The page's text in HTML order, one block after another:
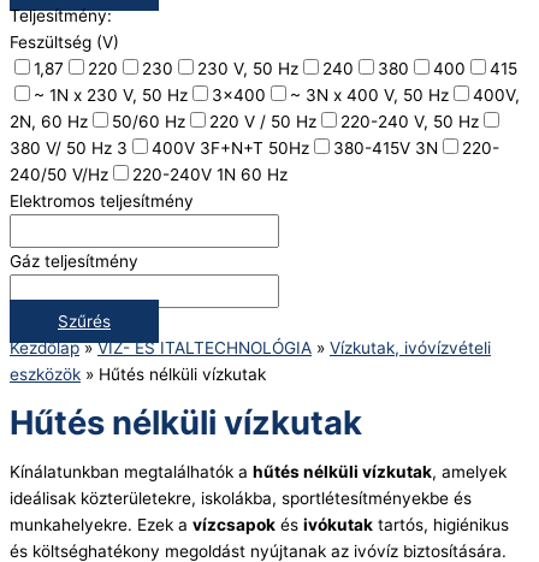
Teljesítmény:
Feszültség (V)
1,87
220 230 230 V, 50 Hz 240 380 400
415
~ 1N x 230 V, 50 Hz
3x400 ~ 3N x 400 V, 50 Hz
400V,
2N, 60 Hz
50/60 Hz 220 V / 50 Hz
220-240 V, 50 Hz
380 V/ 50 Hz 3
400V 3F+N+T 50Hz 380-415V 3N
220-
240/50 V/Hz
220-240V 1N 60 Hz
Elektromos teljesítmény
Gáz teljesítmény
Szűrés
Kezdőlap»VÍZ- ÉS ITALTECHNOLÓGIA » Vízkutak, ivóvízvételi
eszközök » Hűtés nélküli vízkutak
Hűtés nélküli vízkutak
Kínálatunkban megtalálhatók a hűtés nélküli vízkutak, amelyek
ideálisak közterületekre, iskolákba, sportlétesítményekbe és
munkahelyekre. Ezek a vízcsapok és ivókutak tartós, higiénikus
és költséghatékony megoldást nyújtanak az ivóvíz biztosítására.